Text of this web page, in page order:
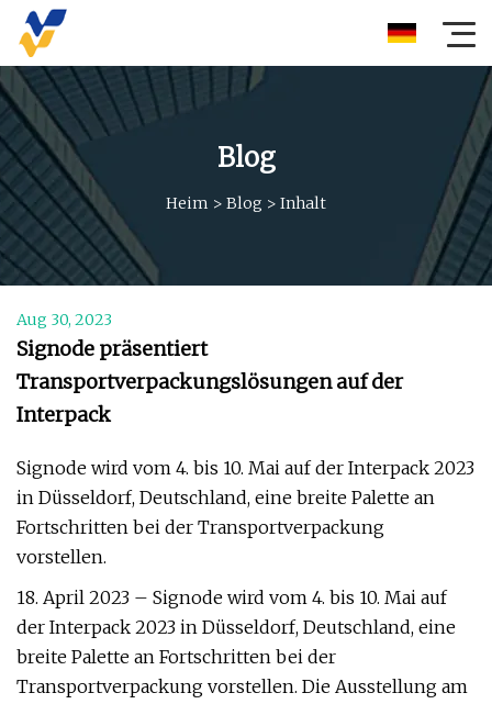
Blog
Heim > Blog > Inhalt
Aug 30, 2023
Signode präsentiert
Transportverpackungslösungen auf der
Interpack
Signode wird vom 4. bis 10. Mai auf der Interpack 2023
in Düsseldorf, Deutschland, eine breite Palette an
Fortschritten bei der Transportverpackung
vorstellen.
18. April 2023 – Signode wird vom 4. bis 10. Mai auf
der Interpack 2023 in Düsseldorf, Deutschland, eine
breite Palette an Fortschritten bei der
Transportverpackung vorstellen. Die Ausstellung am